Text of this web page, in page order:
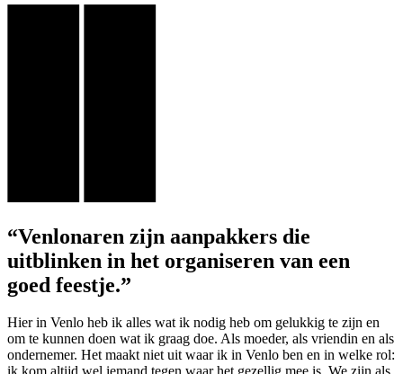
“Venlonaren zijn aanpakkers die
uitblinken in het organiseren van een
goed feestje.”
Hier in Venlo heb ik alles wat ik nodig heb om gelukkig te zijn en
om te kunnen doen wat ik graag doe. Als moeder, als vriendin en als
ondernemer. Het maakt niet uit waar ik in Venlo ben en in welke rol: